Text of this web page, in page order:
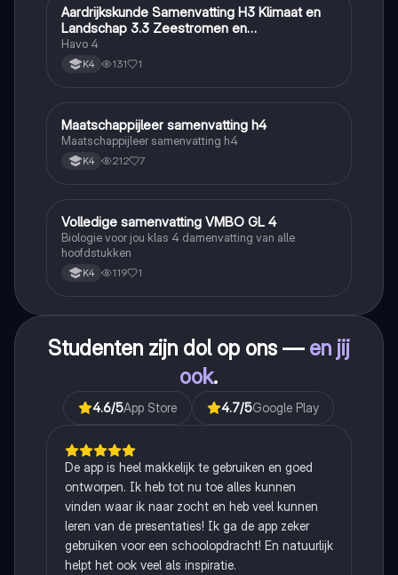
Aardrijkskunde
Aardrijkskunde Samenvatting H3 Klimaat en
Landschap 3.3 Zeestromen en
Klimaatgebieden • BuiteNLand
Havo 4
K4 131 1
Maatschappijleer
Maatschappijleer samenvatting h4
Maatschappijleer samenvatting h4
K4 212 7
Biologie
Volledige samenvatting VMBO GL 4
Biologie voor jou klas 4 damenvatting van alle
hoofdstukken
K4 119 1
Studenten zijn dol op ons — en jij
ook.
4.6/5App Store 4.7/5Google Play
De app is heel makkelijk te gebruiken en goed
ontworpen. Ik heb tot nu toe alles kunnen
vinden waar ik naar zocht en heb veel kunnen
leren van de presentaties! Ik ga de app zeker
gebruiken voor een schoolopdracht! En natuurlijk
helpt het ook veel als inspiratie.